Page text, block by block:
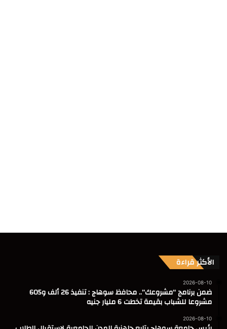
الأكثر قراءة
2026-08-10
ضمن برنامج “مشروعك”.. محافظ سوهاج : تنفيذ 26 ألف و605
مشروعا للشباب بقيمة تخطت 6 مليار جنيه
2026-08-10